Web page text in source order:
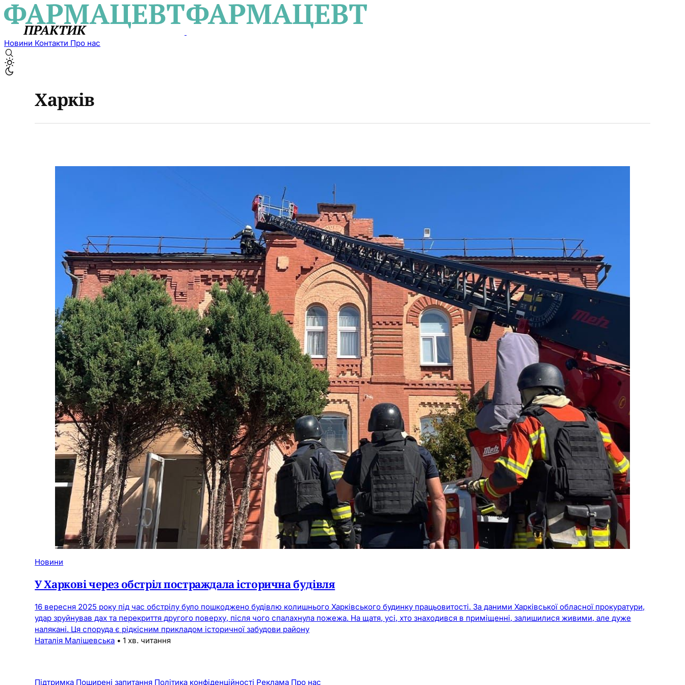
Новини Контакти Про нас
Харків
Новини
У Харкові через обстріл постраждала історична будівля
16 вересня 2025 року під час обстрілу було пошкоджено будівлю колишнього Харківського будинку працьовитості. За даними Харківської обласної прокуратури,
удар зруйнував дах та перекриття другого поверху, після чого спалахнула пожежа. На щатя, усі, хто знаходився в приміщенні, залишилися живими, але дуже
налякані. Ця споруда є рідкісним прикладом історичної забудови району
Наталія Малішевська • 1 хв. читання
Підтримка Поширені запитання Політика конфіденційності Реклама Про нас